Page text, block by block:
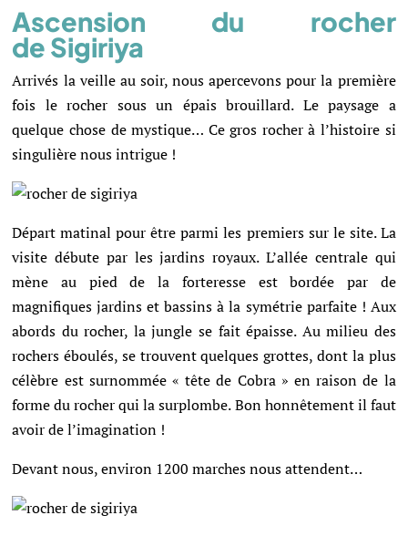
Ascension du rocher
de Sigiriya
Arrivés la veille au soir, nous apercevons pour la première
fois le rocher sous un épais brouillard. Le paysage a
quelque chose de mystique… Ce gros rocher à l’histoire si
singulière nous intrigue !
Départ matinal pour être parmi les premiers sur le site.La
visite débute par les jardins royaux. L’allée centrale qui
mène au pied de la forteresse est bordée par de
magnifiques jardins et bassins à la symétrie parfaite ! Aux
abords du rocher, la jungle se fait épaisse. Au milieu des
rochers éboulés, se trouvent quelques grottes, dont la plus
célèbre est surnommée « tête de Cobra » en raison de la
forme du rocher qui la surplombe. Bon honnêtement il faut
avoir de l’imagination !
Devant nous, environ 1200 marches nous attendent…